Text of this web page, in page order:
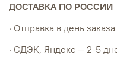
ДОСТАВКА ПО РОССИИ
· Отправка в день заказа
· СДЭК, Яндекс — 2-5